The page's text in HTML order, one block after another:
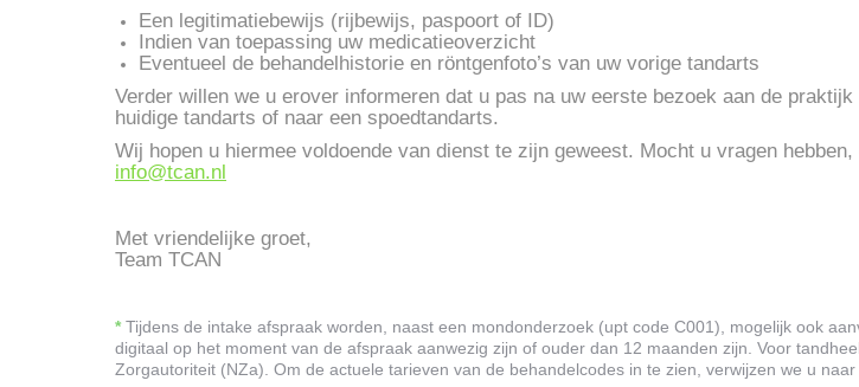
Een legitimatiebewijs (rijbewijs, paspoort of ID)
Indien van toepassing uw medicatieoverzicht
Eventueel de behandelhistorie en röntgenfoto’s van uw vorige tandarts
Verder willen we u erover informeren dat u pas na uw eerste bezoek aan de
huidige tandarts of naar een spoedtandarts.
Wij hopen u hiermee voldoende van dienst te zijn geweest. Mocht u vragen
info@tcan.nl
Met vriendelijke groet,
Team TCAN
*Tijdens de intake afspraak worden, naast een mondonderzoek (upt code C001), mogelijk ook
digitaal op het moment van de afspraak aanwezig zijn of ouder dan 12 maanden zijn. Voor
Zorgautoriteit (NZa). Om de actuele tarieven van de behandelcodes in te zien, verwijzen we u naar